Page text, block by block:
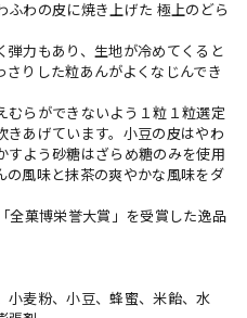
わの皮に焼き上げた 極上のどら
弾力もあり、生地が冷めてくると
さりした粒あんがよくなじんでき
むらができないよう１粒１粒選定
きあげています。小豆の皮はやわ
すよう砂糖はざらめ糖のみを使用
の風味と抹茶の爽やかな風味をダ
全菓博栄誉大賞」を受賞した逸品
小麦粉、小豆、蜂蜜、米飴、水